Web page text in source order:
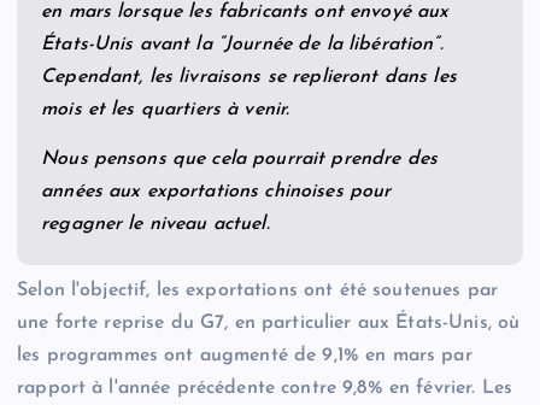
en mars lorsque les fabricants ont envoyé aux
États-Unis avant la “Journée de la libération”.
Cependant, les livraisons se replieront dans les
mois et les quartiers à venir.
Nous pensons que cela pourrait prendre des
années aux exportations chinoises pour
regagner le niveau actuel.
Selon l'objectif, les exportations ont été soutenues par
une forte reprise du G7, en particulier aux États-Unis, où
les programmes ont augmenté de 9,1% en mars par
rapport à l'année précédente contre 9,8% en février. Les